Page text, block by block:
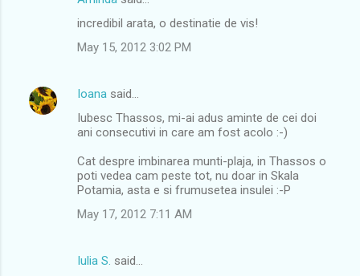
incredibil arata, o destinatie de vis!
May 15, 2012 3:02 PM
Ioana said…
Iubesc Thassos, mi-ai adus aminte de cei doi
ani consecutivi in care am fost acolo :-)
Cat despre imbinarea munti-plaja, in Thassos o
poti vedea cam peste tot, nu doar in Skala
Potamia, asta e si frumusetea insulei :-P
May 17, 2012 7:11 AM
Iulia S. said…